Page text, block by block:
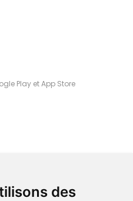
des
Play et App Store
votre commande à Amiens
ou recevez-là rapidement